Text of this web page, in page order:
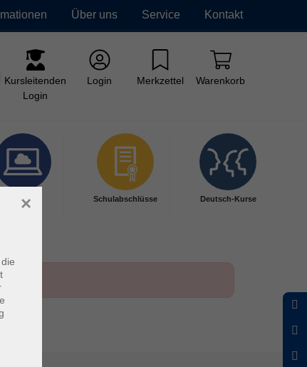
Über uns Service Kontakt
Kursleitenden
Login
Login Merkzettel Warenkorb
Digitales
Lernen
Schulabschlüsse Deutsch-Kurse
×